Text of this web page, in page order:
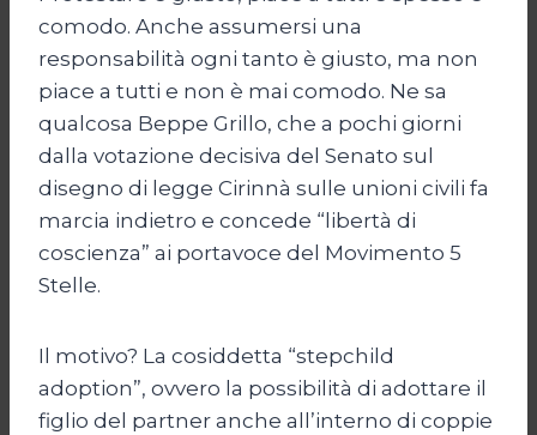
comodo. Anche assumersi una
responsabilità ogni tanto è giusto, ma non
piace a tutti e non è mai comodo. Ne sa
qualcosa Beppe Grillo, che a pochi giorni
dalla votazione decisiva del Senato sul
disegno di legge Cirinnà sulle unioni civili fa
marcia indietro e concede “libertà di
coscienza” ai portavoce del Movimento 5
Stelle.
Il motivo? La cosiddetta “stepchild
adoption”, ovvero la possibilità di adottare il
figlio del partner anche all’interno di coppie